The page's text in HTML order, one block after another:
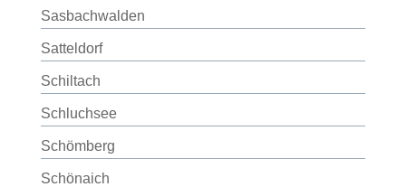
Sasbachwalden
Satteldorf
Schiltach
Schluchsee
Schömberg
Schönaich